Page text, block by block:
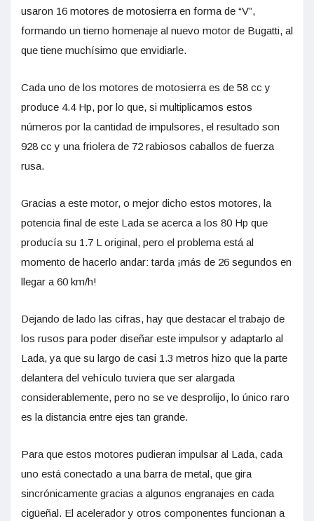
usaron 16 motores de motosierra en forma de “V”,
formando un tierno homenaje al nuevo motor de Bugatti, al
que tiene muchísimo que envidiarle.
Cada uno de los motores de motosierra es de 58 cc y
produce 4.4 Hp, por lo que, si multiplicamos estos
números por la cantidad de impulsores, el resultado son
928 cc y una friolera de 72 rabiosos caballos de fuerza
rusa.
Gracias a este motor, o mejor dicho estos motores, la
potencia final de este Lada se acerca a los 80 Hp que
producía su 1.7 L original, pero el problema está al
momento de hacerlo andar: tarda ¡más de 26 segundos en
llegar a 60 km/h!
Dejando de lado las cifras, hay que destacar el trabajo de
los rusos para poder diseñar este impulsor y adaptarlo al
Lada, ya que su largo de casi 1.3 metros hizo que la parte
delantera del vehículo tuviera que ser alargada
considerablemente, pero no se ve desprolijo, lo único raro
es la distancia entre ejes tan grande.
Para que estos motores pudieran impulsar al Lada, cada
uno está conectado a una barra de metal, que gira
sincrónicamente gracias a algunos engranajes en cada
cigüeñal. El acelerador y otros componentes funcionan a